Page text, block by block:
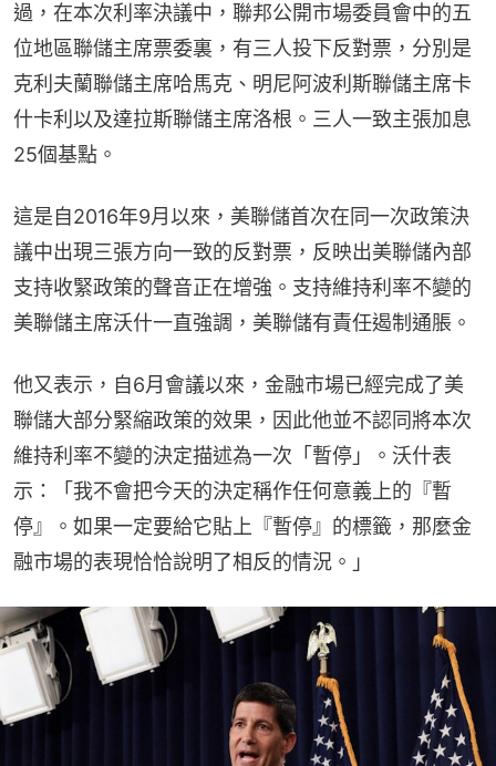
過，在本次利率決議中，聯邦公開市場委員會中的五
位地區聯儲主席票委裏，有三人投下反對票，分別是
克利夫蘭聯儲主席哈馬克、明尼阿波利斯聯儲主席卡
什卡利以及達拉斯聯儲主席洛根。三人一致主張加息
25個基點。
這是自2016年9月以來，美聯儲首次在同一次政策決
議中出現三張方向一致的反對票，反映出美聯儲內部
支持收緊政策的聲音正在增強。支持維持利率不變的
美聯儲主席沃什一直強調，美聯儲有責任遏制通脹。
他又表示，自6月會議以來，金融市場已經完成了美
聯儲大部分緊縮政策的效果，因此他並不認同將本次
維持利率不變的決定描述為一次「暫停」。沃什表
示：「我不會把今天的決定稱作任何意義上的『暫
停』。如果一定要給它貼上『暫停』的標籤，那麼金
融市場的表現恰恰說明了相反的情況。」